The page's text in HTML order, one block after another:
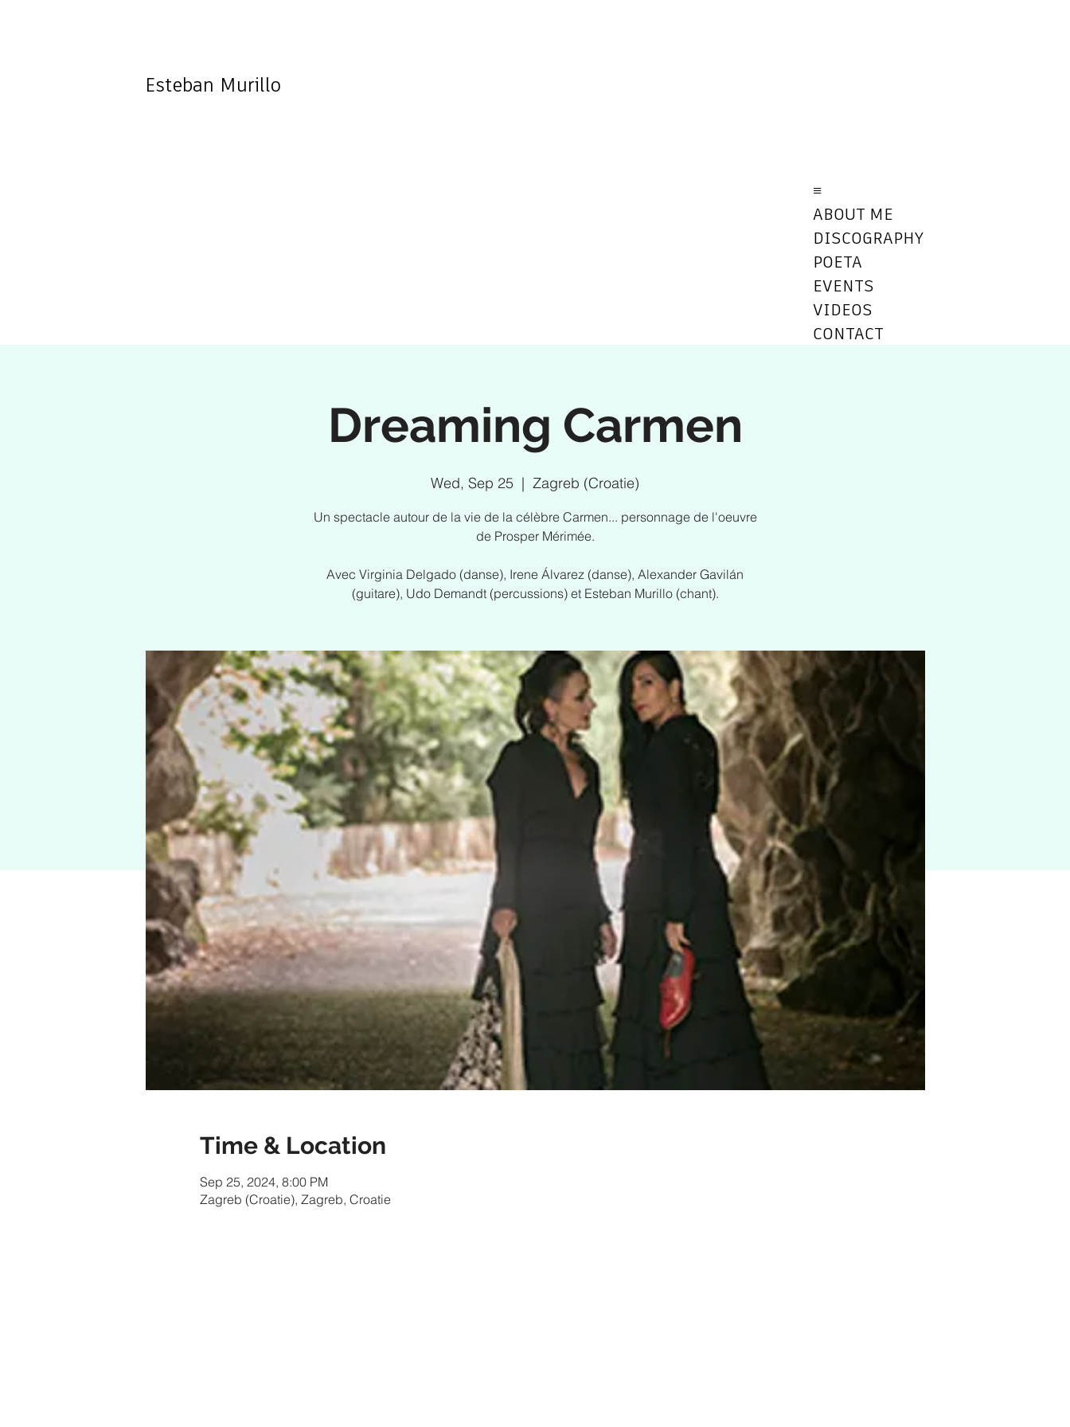
Esteban Murillo
≡
ABOUT ME
DISCOGRAPHY
POETA
EVENTS
VIDEOS
CONTACT
Dreaming Carmen
Wed, Sep 25
  |
Zagreb (Croatie)
Un spectacle autour de la vie de la célèbre Carmen... personnage de l'oeuvre
de Prosper Mérimée.
Avec Virginia Delgado (danse), Irene Álvarez (danse), Alexander Gavilán
(guitare), Udo Demandt (percussions) et Esteban Murillo (chant).
Time & Location
Sep 25, 2024, 8:00 PM
Zagreb (Croatie), Zagreb, Croatie